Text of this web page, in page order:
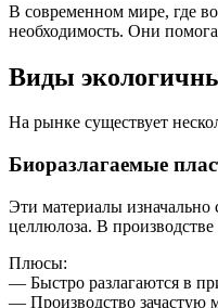
В современном мире, где
необходимость. Они
Виды
На рынке существует
Биоразлагаемые
Эти материалы изначально
целлюлоза. В
Плюсы:
— Быстро разлагаются в
— Производство зачастую